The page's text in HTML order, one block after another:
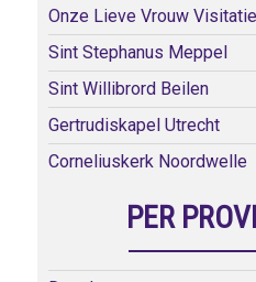
Onze Lieve Vrouw
Sint Stephanus Meppel
Sint Willibrord Beilen
Gertrudiskapel Utrecht
Corneliuskerk Noordwelle
PER